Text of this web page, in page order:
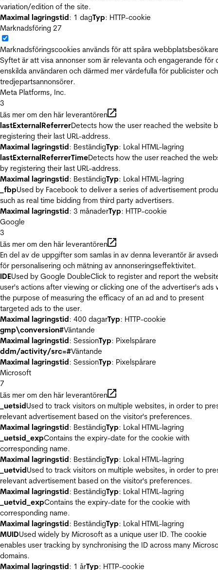
variation/edition of the site.
Maximal lagringstid: 1 dagTyp: HTTP-cookie
Marknadsföring 27
Marknadsföringscookies används för att spåra
Syftet är att visa annonser som är relevanta och engagerande för
enskilda användaren och därmed mer värdefulla för publicister och
tredjepartsannonsörer.
Meta Platforms, Inc.
3
Läs mer om den här leverantören
lastExternalReferrerDetects how the user reached the website
registering their last URL-address.
Maximal lagringstid: BeständigTyp: Lokal HTML-lagring
lastExternalReferrerTimeDetects how the user reached the
by registering their last URL-address.
Maximal lagringstid: BeständigTyp: Lokal HTML-lagring
_fbpUsed by Facebook to deliver a series of advertisement
such as real time bidding from third party advertisers.
Maximal lagringstid: 3 månaderTyp: HTTP-cookie
Google
3
Läs mer om den här leverantören
En del av de uppgifter som samlas in av denna leverantör är
för personalisering och mätning av annonseringseffektivitet.
IDEUsed by Google DoubleClick to register and report the
user's actions after viewing or clicking one of the advertiser's ads
the purpose of measuring the efficacy of an ad and to present
targeted ads to the user.
Maximal lagringstid: 400 dagarTyp: HTTP-cookie
gmp\conversion#Väntande
Maximal lagringstid: SessionTyp: Pixelspårare
ddm/activity/src=#Väntande
Maximal lagringstid: SessionTyp: Pixelspårare
Microsoft
7
Läs mer om den här leverantören
_uetsidUsed to track visitors on multiple websites, in order to
relevant advertisement based on the visitor's preferences.
Maximal lagringstid: BeständigTyp: Lokal HTML-lagring
_uetsid_expContains the expiry-date for the cookie with
corresponding name.
Maximal lagringstid: BeständigTyp: Lokal HTML-lagring
_uetvidUsed to track visitors on multiple websites, in order to
relevant advertisement based on the visitor's preferences.
Maximal lagringstid: BeständigTyp: Lokal HTML-lagring
_uetvid_expContains the expiry-date for the cookie with
corresponding name.
Maximal lagringstid: BeständigTyp: Lokal HTML-lagring
MUIDUsed widely by Microsoft as a unique user ID. The cookie
enables user tracking by synchronising the ID across many
domains.
Maximal lagringstid: 1 årTyp: HTTP-cookie